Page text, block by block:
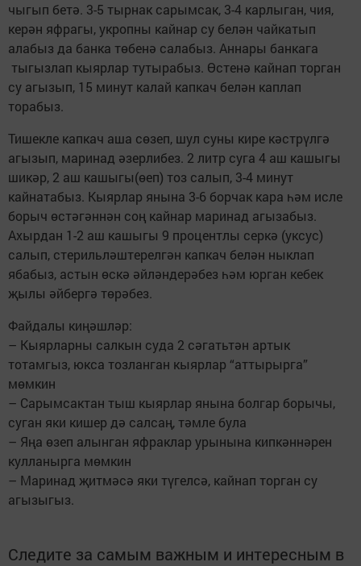
чыгып бетә. 3-5 тырнак сарымсак, 3-4 карлыган, чия,
керән яфрагы, укропны кайнар су белән чайкатып
алабыз да банка төбенә салабыз. Аннары банкага
тыгызлап кыярлар тутырабыз. Өстенә кайнап торган
су агызып, 15 минут калай капкач белән каплап
торабыз.
Тишекле капкач аша сөзеп, шул суны кире кәстрүлгә
агызып, маринад әзерлибез. 2 литр суга 4 аш кашыгы
шикәр, 2 аш кашыгы(өеп) тоз салып, 3-4 минут
кайнатабыз. Кыярлар янына 3-6 борчак кара һәм исле
борыч өстәгәннән соң кайнар маринад агызабыз.
Ахырдан 1-2 аш кашыгы 9 процентлы серкә (уксус)
салып, стерильләштерелгән капкач белән ныклап
ябабыз, астын өскә әйләндерәбез һәм юрган кебек
җылы әйбергә төрәбез.
Файдалы киңәшләр:
– Кыярларны салкын суда 2 сәгатьтән артык
тотамгыз, юкса тозланган кыярлар “аттырырга”
мөмкин
– Сарымсактан тыш кыярлар янына болгар борычы,
суган яки кишер дә салсаң, тәмле була
– Яңа өзеп алынган яфраклар урынына кипкәннәрен
кулланырга мөмкин
– Маринад җитмәсә яки түгелсә, кайнап торган су
агызыгыз.
Следите за самым важным и интересным в